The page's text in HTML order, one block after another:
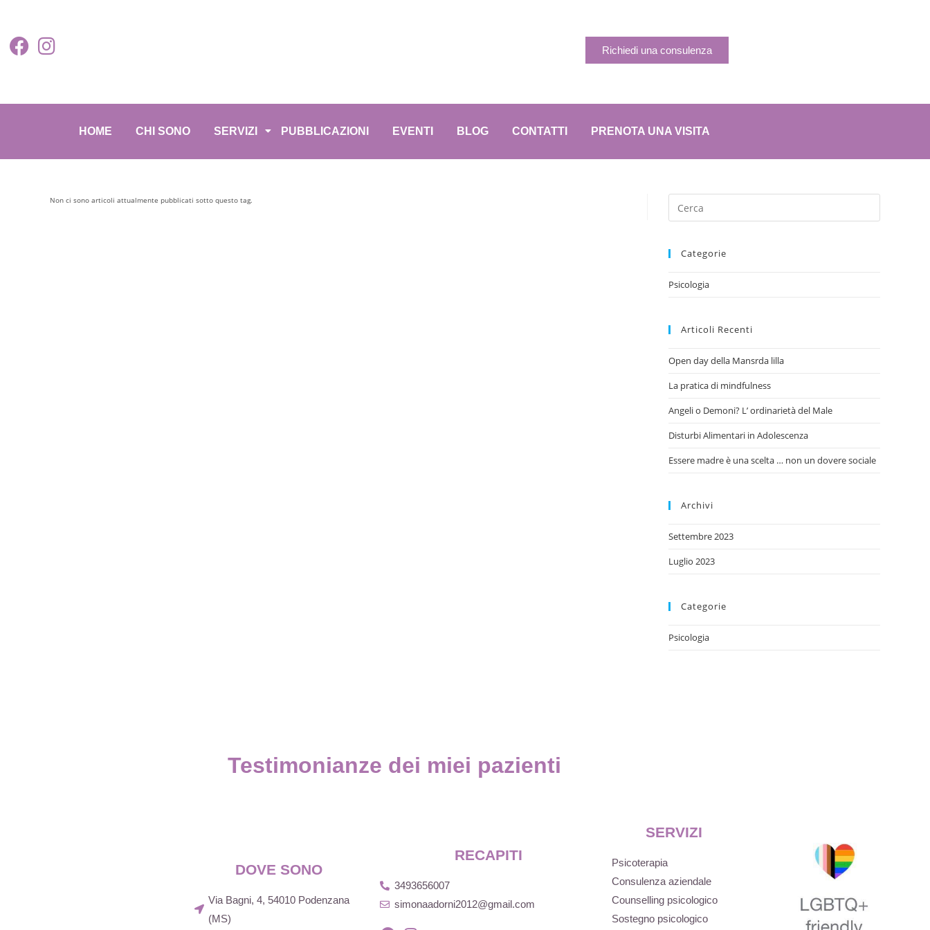
Richiedi una consulenza
HOME CHI SONO SERVIZI PUBBLICAZIONI EVENTI BLOG CONTATTI PRENOTA UNA VISITA
Non ci sono articoli attualmente pubblicati sotto questo tag.
Categorie
Psicologia
Articoli Recenti
Open day della Mansrda lilla
La pratica di mindfulness
Angeli o Demoni? L’ ordinarietà del Male
Disturbi Alimentari in Adolescenza
Essere madre è una scelta … non un dovere sociale
Archivi
Settembre 2023
Luglio 2023
Categorie
Psicologia
Testimonianze dei miei pazienti
DOVE SONO
Via Bagni, 4, 54010 Podenzana
(MS)
RECAPITI
3493656007
simonaadorni2012@gmail.com
SERVIZI
Psicoterapia
Consulenza aziendale
Counselling psicologico
Sostegno psicologico